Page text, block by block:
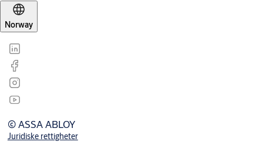
Norway
© ASSA ABLOY
Juridiske rettigheter